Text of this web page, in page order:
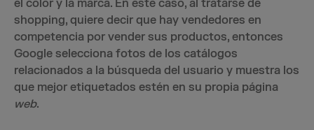
el color y la marca. En este caso, al tratarse de
shopping, quiere decir que hay vendedores en
competencia por vender sus productos, entonces
Google selecciona fotos de los catálogos
relacionados a la búsqueda del usuario y muestra los
que mejor etiquetados estén en su propia página
web.